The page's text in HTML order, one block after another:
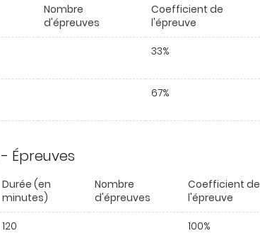
Nombre
d'épreuves
Coefficient de
l'épreuve
33%
67%
Épreuves
Durée (en
minutes)
Nombre
d'épreuves
Coefficient de
l'épreuve
120 100%